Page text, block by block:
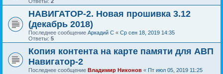
НАВИГАТОР-2. Новая прошивка 3.12
(декабрь 2018)
Последнее сообщение Аркадий С « Ср сен 18, 2019 14:35
Ответы: 5
Копия контента на карте памяти для АВП
Навигатор-2
Последнее сообщение Владимир Никонов « Пт июл 05, 2019 11:25